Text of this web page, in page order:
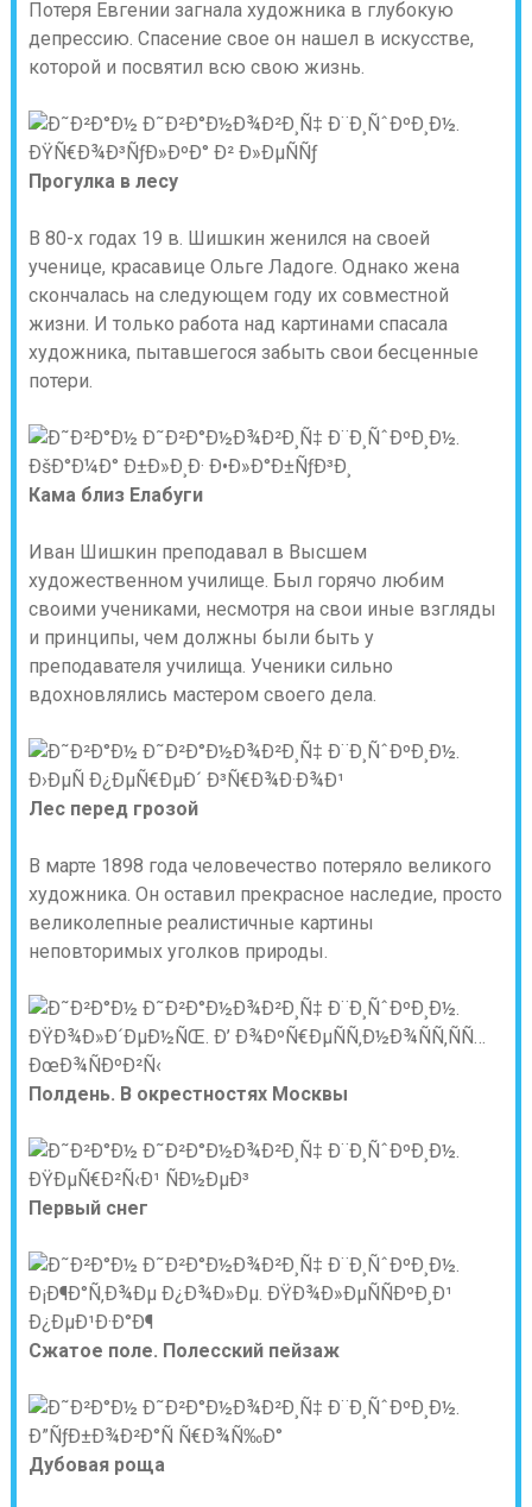
Потеря Евгении загнала художника в глубокую
депрессию. Спасение свое он нашел в искусстве,
которой и посвятил всю свою жизнь.
Прогулка в лесу
В 80-х годах 19 в. Шишкин женился на своей
ученице, красавице Ольге Ладоге. Однако жена
скончалась на следующем году их совместной
жизни. И только работа над картинами спасала
художника, пытавшегося забыть свои бесценные
потери.
Кама близ Елабуги
Иван Шишкин преподавал в Высшем
художественном училище. Был горячо любим
своими учениками, несмотря на свои иные взгляды
и принципы, чем должны были быть у
преподавателя училища. Ученики сильно
вдохновлялись мастером своего дела.
Лес перед грозой
В марте 1898 года человечество потеряло великого
художника. Он оставил прекрасное наследие, просто
великолепные реалистичные картины
неповторимых уголков природы.
Полдень. В окрестностях Москвы
Первый снег
Сжатое поле. Полесский пейзаж
Дубовая роща